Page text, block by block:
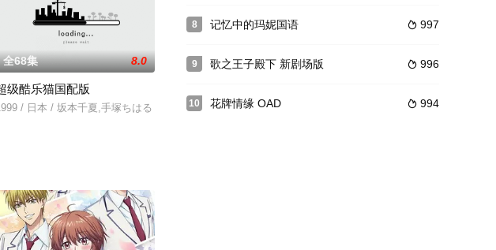
看见幽灵的特异功能，亦改变了她原本风平浪静的生活。
在社会大趋势的冲击之下，校方决定打开大门，迎接男生们的到来。第一年，学校录取的男生仅有区区二
全68集 8.0
级酷乐猫国配版
/ 日本 / 坂本千夏,手塚ちはる
8  997
记忆中的玛妮国语
9  996
歌之王子殿下 新剧场版
10  994
花牌情缘 OAD